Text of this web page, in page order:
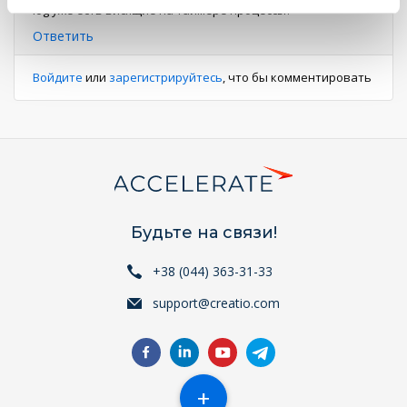
log уже есть висящие на таймере процессы?
Ответить
Войдите или зарегистрируйтесь, что бы комментировать
Будьте на связи!
+38 (044) 363-31-33
support@creatio.com
+